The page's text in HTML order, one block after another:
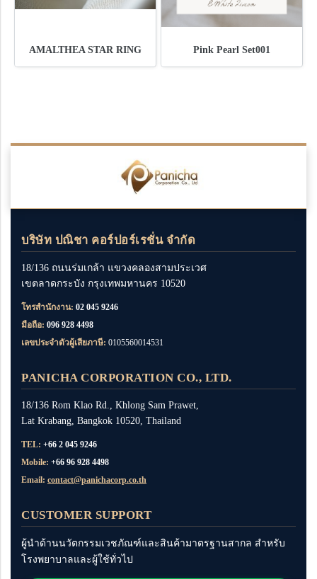
AMALTHEA STAR RING Pink Pearl Set001
บริษัท ปณิชา คอร์ปอร์เรชั่น จำกัด
18/136 ถนนร่มเกล้า แขวงคลองสามประเวศ
เขตลาดกระบัง กรุงเทพมหานคร 10520
โทรสำนักงาน: 02 045 9246
มือถือ: 096 928 4498
เลขประจำตัวผู้เสียภาษี: 0105560014531
PANICHA CORPORATION CO., LTD.
18/136 Rom Klao Rd., Khlong Sam Prawet,
Lat Krabang, Bangkok 10520, Thailand
TEL: +66 2 045 9246
Mobile: +66 96 928 4498
Email: contact@panichacorp.co.th
CUSTOMER SUPPORT
ผู้นำด้านนวัตกรรมเวชภัณฑ์และสินค้ามาตรฐานสากล สำหรับ
โรงพยาบาลและผู้ใช้ทั่วไป